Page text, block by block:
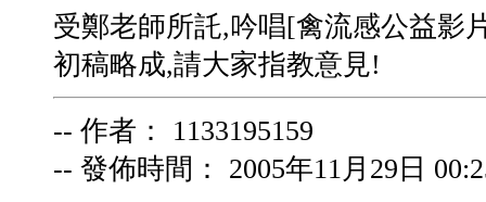
受鄭老師所託,吟唱[禽流感公益影
初稿略成,請大家指教意見!
-- 作者： 1133195159
-- 發佈時間： 2005年11月29日